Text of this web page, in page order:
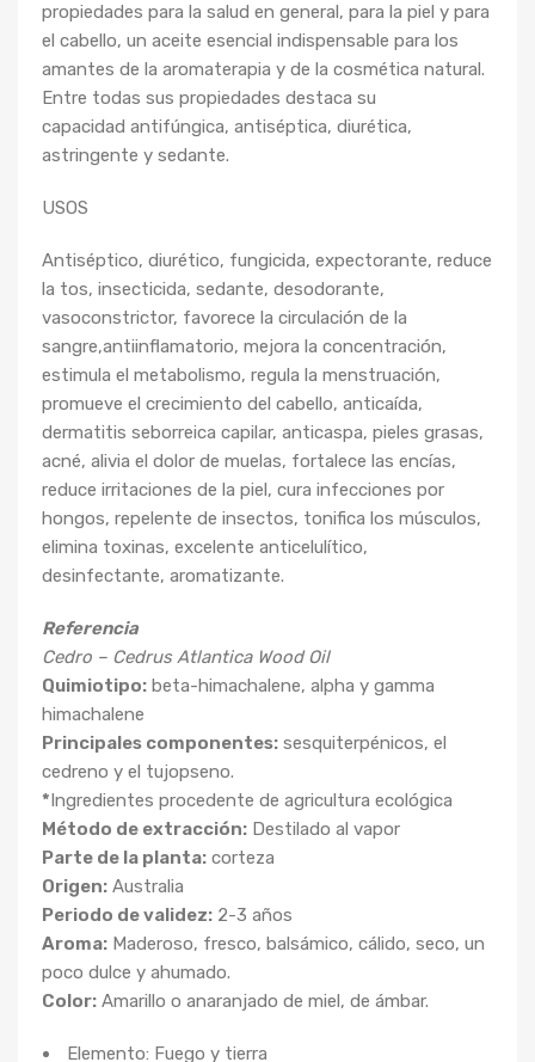
propiedades para la salud en general, para la piel y para
el cabello, un aceite esencial indispensable para los
amantes de la aromaterapia y de la cosmética natural.
Entre todas sus propiedades destaca su
capacidad antifúngica, antiséptica, diurética,
astringente y sedante.
USOS
Antiséptico, diurético, fungicida, expectorante, reduce
la tos, insecticida, sedante, desodorante,
vasoconstrictor, favorece la circulación de la
sangre,antiinflamatorio, mejora la concentración,
estimula el metabolismo, regula la menstruación,
promueve el crecimiento del cabello, anticaída,
dermatitis seborreica capilar, anticaspa, pieles grasas,
acné, alivia el dolor de muelas, fortalece las encías,
reduce irritaciones de la piel, cura infecciones por
hongos, repelente de insectos, tonifica los músculos,
elimina toxinas, excelente anticelulítico,
desinfectante, aromatizante.
Referencia
Cedro – Cedrus Atlantica Wood Oil
Quimiotipo: beta-himachalene, alpha y gamma
himachalene
Principales componentes: sesquiterpénicos, el
cedreno y el tujopseno.
*Ingredientes procedente de agricultura ecológica
Método de extracción: Destilado al vapor
Parte de la planta: corteza
Origen: Australia
Periodo de validez: 2-3 años
Aroma: Maderoso, fresco, balsámico, cálido, seco, un
poco dulce y ahumado.
Color: Amarillo o anaranjado de miel, de ámbar.
Elemento: Fuego y tierra